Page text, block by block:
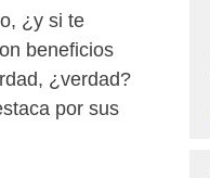
¿y si te
beneficios
¿verdad?
por sus